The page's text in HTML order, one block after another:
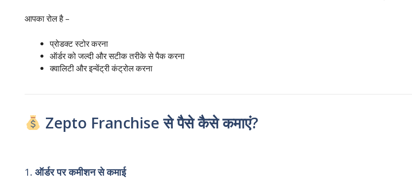
आपका रोल है –
प्रोडक्ट स्टोर करना
ऑर्डर को जल्दी और सटीक तरीके से पैक करना
क्वालिटी और इन्वेंट्री कंट्रोल करना
Zepto Franchise से पैसे कैसे कमाएं?
1. ऑर्डर पर कमीशन से कमाई